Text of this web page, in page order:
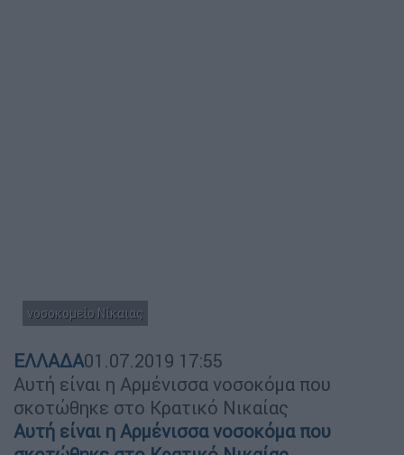
νοσοκομείο Νίκαιας
ΕΛΛΑΔΑ01.07.2019 17:55
Αυτή είναι η Αρμένισσα νοσοκόμα που
σκοτώθηκε στο Κρατικό Νικαίας
Αυτή είναι η Αρμένισσα νοσοκόμα που